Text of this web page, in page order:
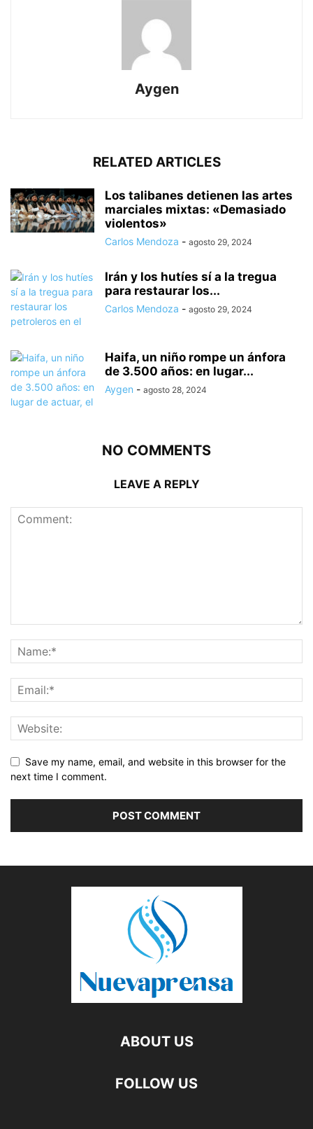
Aygen
RELATED ARTICLES
Los talibanes detienen las artes
marciales mixtas: «Demasiado
violentos»
Carlos Mendoza - agosto 29, 2024
Irán y los hutíes sí a la tregua
para restaurar los...
Carlos Mendoza - agosto 29, 2024
Haifa, un niño rompe un ánfora
de 3.500 años: en lugar...
Aygen - agosto 28, 2024
NO COMMENTS
LEAVE A REPLY
Save my name, email, and website in this browser for the
next time I comment.
ABOUT US
FOLLOW US